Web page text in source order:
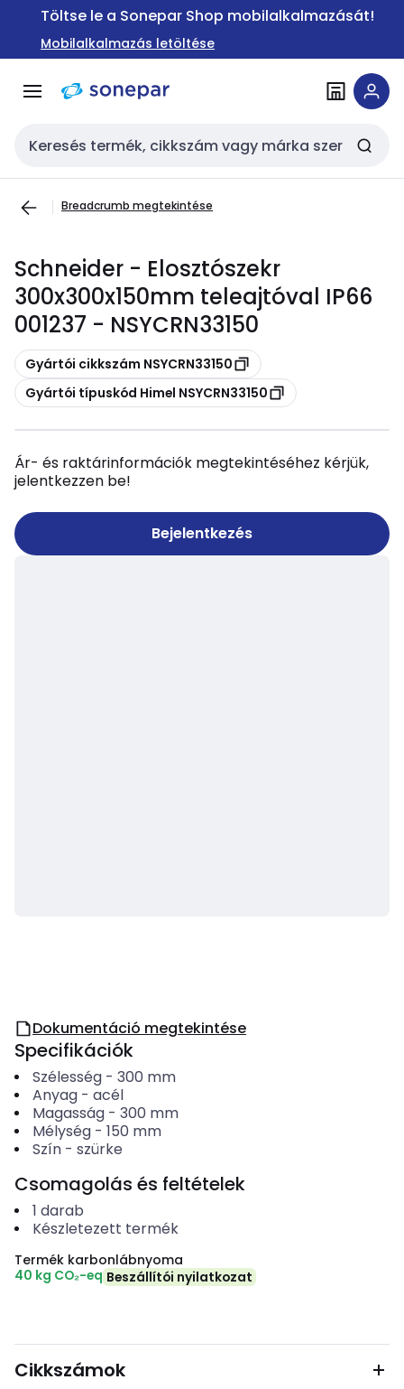
Ugrás a
Ugrás a
tartalomra
Töltse le a Sonepar Shop mobilalkalmazását!
Mobilalkalmazás letöltése
Keresési bemenet
Breadcrumb megtekintése
Schneider - Elosztószekr
300x300x150mm teleajtóval IP66
001237 - NSYCRN33150
Másolás
Gyártói cikkszám NSYCRN33150
Másolás
Gyártói típuskód Himel NSYCRN33150
Ár- és raktárinformációk megtekintéséhez kérjük,
jelentkezzen be!
Bejelentkezés
Dokumentáció megtekintése
Specifikációk
Szélesség- 300 mm
Anyag- acél
Magasság- 300 mm
Mélység- 150 mm
Szín- szürke
Csomagolás és feltételek
1 darab
Készletezett termék
Termék karbonlábnyoma
40 kg CO₂-eq Beszállítói nyilatkozat
Cikkszámok